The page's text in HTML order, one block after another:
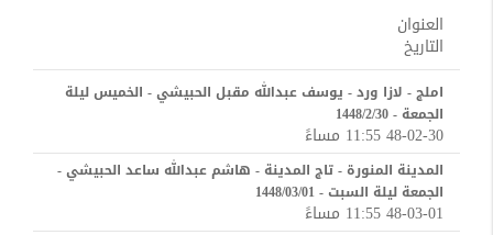
العنوان
التاريخ
املج - لازا ورد - يوسف عبدالله مقبل الحبيشي - الخميس ليلة
الجمعة - 1448/2/30
48-02-30 11:55 مساءً
المدينة المنورة - تاج المدينة - هاشم عبدالله ساعد الحبيشي -
الجمعة ليلة السبت - 1448/03/01
48-03-01 11:55 مساءً